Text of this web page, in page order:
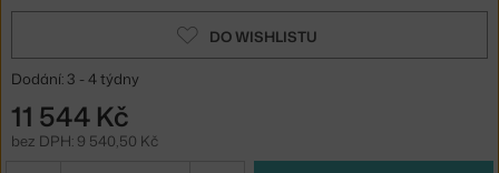
DO WISHLISTU
Dodání: 3 - 4 týdny
11 544 Kč
bez DPH: 9 540,50 Kč